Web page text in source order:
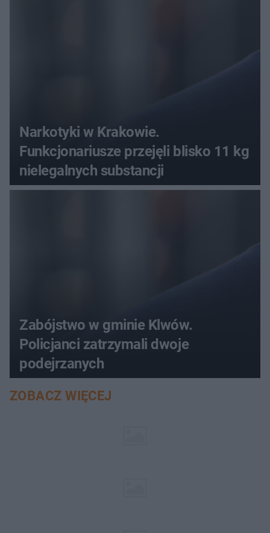
Narkotyki w Krakowie.
Funkcjonariusze przejęli blisko 11 kg
nielegalnych substancji
Zabójstwo w gminie Klwów.
Policjanci zatrzymali dwoje
podejrzanych
ZOBACZ WIĘCEJ